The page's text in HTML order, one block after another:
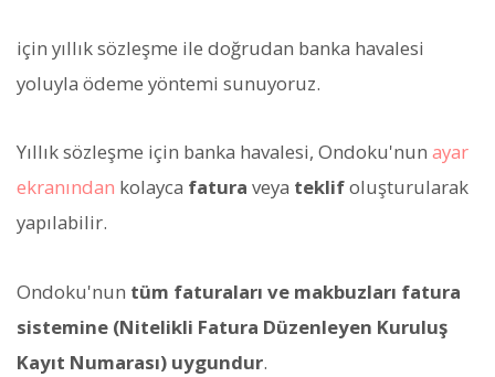
için yıllık sözleşme ile doğrudan banka havalesi
yoluyla ödeme yöntemi sunuyoruz.
Yıllık sözleşme için banka havalesi, Ondoku'nun ayar
ekranından kolayca fatura veya teklifoluşturularak
yapılabilir.
Ondoku'nun tüm faturaları ve makbuzları fatura
sistemine (Nitelikli Fatura Düzenleyen Kuruluş
Kayıt Numarası) uygundur.